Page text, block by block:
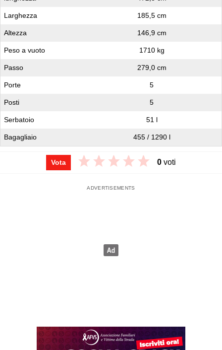
Larghezza 185,5 cm
Altezza 146,9 cm
Peso a vuoto 1710 kg
Passo 279,0 cm
Porte 5
Posti 5
Serbatoio 51 l
Bagagliaio 455 / 1290 l
Vota 0 voti